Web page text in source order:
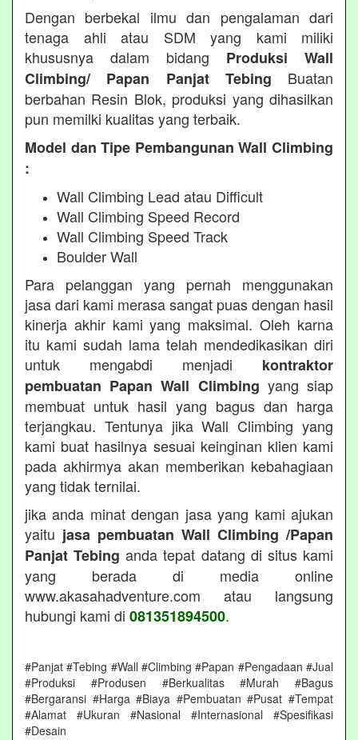
Dengan berbekal ilmu dan pengalaman dari
tenaga ahli atau SDM yang kami miliki
khususnya dalam bidang Produksi Wall
Climbing/ Papan Panjat Tebing Buatan
berbahan Resin Blok, produksi yang dihasilkan
pun memilki kualitas yang terbaik.
Model dan Tipe Pembangunan Wall Climbing
:
Wall Climbing Lead atau Difficult
Wall Climbing Speed Record
Wall Climbing Speed Track
Boulder Wall
Para pelanggan yang pernah menggunakan
jasa dari kami merasa sangat puas dengan hasil
kinerja akhir kami yang maksimal. Oleh karna
itu kami sudah lama telah mendedikasikan diri
untuk mengabdi menjadi kontraktor
pembuatan Papan Wall Climbing yang siap
membuat untuk hasil yang bagus dan harga
terjangkau. Tentunya jika Wall Climbing yang
kami buat hasilnya sesuai keinginan klien kami
pada akhirmya akan memberikan kebahagiaan
yang tidak ternilai.
jika anda minat dengan jasa yang kami ajukan
yaitu jasa pembuatan Wall Climbing /Papan
Panjat Tebing anda tepat datang di situs kami
yang berada di media online
www.akasahadventure.com atau langsung
hubungi kami di 081351894500.
#Panjat #Tebing #Wall #Climbing #Papan #Pengadaan #Jual
#Produksi #Produsen #Berkualitas #Murah #Bagus
#Bergaransi #Harga #Biaya #Pembuatan #Pusat #Tempat
#Alamat #Ukuran #Nasional #Internasional #Spesifikasi
#Desain